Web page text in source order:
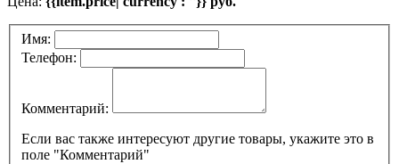
Имя:
Телефон:
Комментарий:
Если вас также интересуют другие товары, укажите это в
поле "Комментарий"